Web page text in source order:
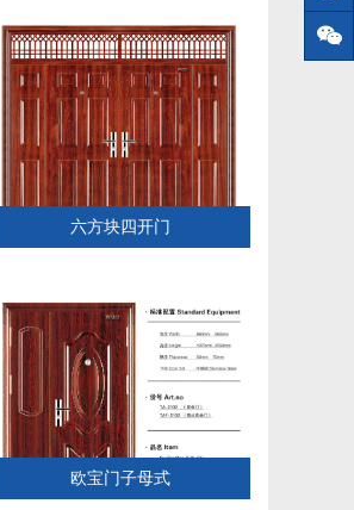
六方块四开门
欧宝门子母式